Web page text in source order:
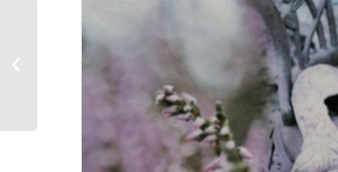
Doppelkarte
„Aufrichtige
Anteilnahme“